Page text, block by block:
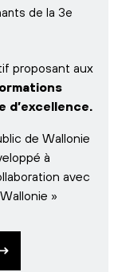
de la 3e
proposant aux
d’excellence.
de Wallonie
à
avec
»